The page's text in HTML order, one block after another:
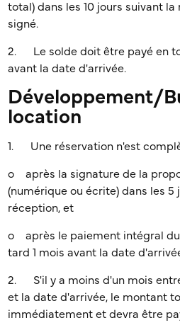
total) dans les 10 jours suivant
signé.
2. Le solde doit être payé en
avant la date d'arrivée.
Développement/
location
1. Une réservation n'est
o après la signature de la
(numérique ou écrite) dans les 5
réception, et
o après le paiement intégral
tard 1 mois avant la date
2. S'il y a moins d'un mois
et la date d'arrivée, le montant
immédiatement et devra être